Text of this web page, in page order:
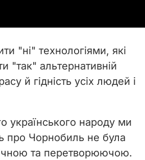
"ні" технологіями, які
"так" альтернативній
й гідність усіх людей і
українського народу ми
про Чорнобиль не була
та перетворюючою.